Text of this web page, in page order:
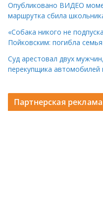
Опубликовано ВИДЕО
маршрутка сбила
«Собака никого не
Пойковским: погибла семья
Суд арестовал двух
перекупщика
Партнерская реклама